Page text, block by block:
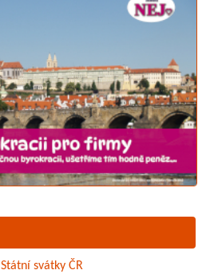
Státní svátky ČR